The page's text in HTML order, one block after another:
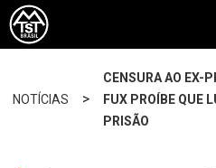
NOTÍCIAS >
CENSURA AO EX-
FUX PROÍBE QUE
PRISÃO